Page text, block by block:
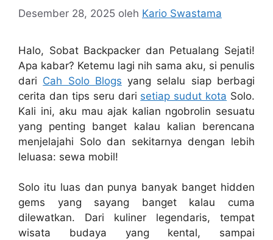
Desember 28, 2025 oleh Kario Swastama
Halo, Sobat Backpacker dan Petualang Sejati!
Apa kabar? Ketemu lagi nih sama aku, si penulis
dari Cah Solo Blogs yang selalu siap berbagi
cerita dan tips seru dari setiap sudut kota Solo.
Kali ini, aku mau ajak kalian ngobrolin sesuatu
yang penting banget kalau kalian berencana
menjelajahi Solo dan sekitarnya dengan lebih
leluasa: sewa mobil!
Solo itu luas dan punya banyak banget hidden
gems yang sayang banget kalau cuma
dilewatkan. Dari kuliner legendaris, tempat
wisata budaya yang kental, sampai